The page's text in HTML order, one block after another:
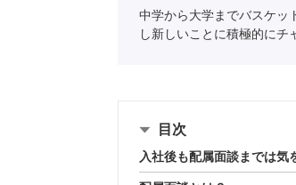
中学から大学までバスケッ
し新しいことに積極的に
目次
入社後も配属面談までは気